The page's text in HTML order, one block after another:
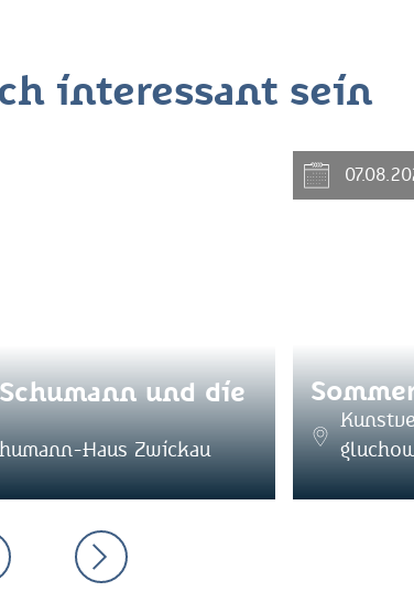
interessant sein
und die
Haus Zwickau